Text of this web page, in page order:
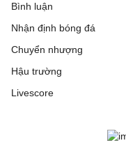
Bình luận
Nhận định bóng đá
Chuyển nhượng
Hậu trường
Livescore